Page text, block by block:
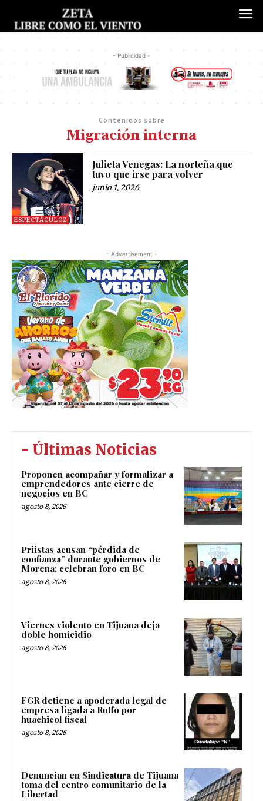
- Publicidad -
Contenidos sobre
Migración interna
ESPECTÁCULOZ
Julieta Venegas: La norteña que
tuvo que irse para volver
junio 1, 2026
- Advertisement -
- Últimas Noticias
Proponen acompañar y formalizar a
emprendedores ante cierre de
negocios en BC
agosto 8, 2026
Priistas acusan “pérdida de
confianza” durante gobiernos de
Morena; celebran foro en BC
agosto 8, 2026
Viernes violento en Tijuana deja
doble homicidio
agosto 8, 2026
FGR detiene a apoderada legal de
empresa ligada a Ruffo por
huachicol fiscal
agosto 8, 2026
Denuncian en Sindicatura de Tijuana
toma del centro comunitario de la
Libertad